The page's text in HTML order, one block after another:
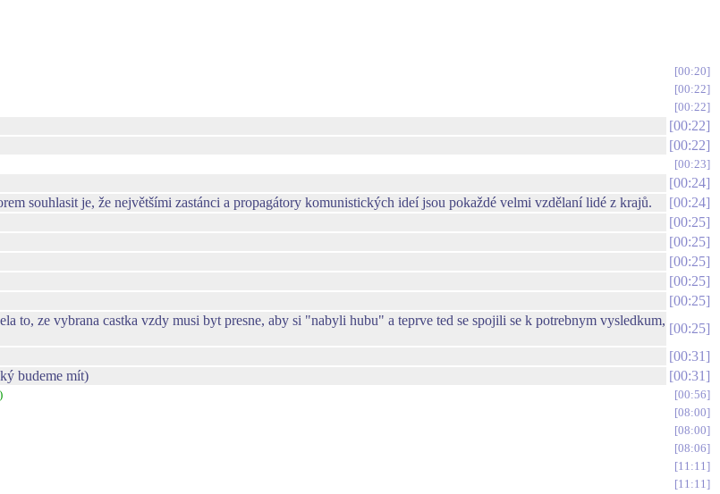
00:20
00:22
00:22
00:22
00:22
00:23
00:24
souhlasit je, že největšími zastánci a propagátory komunistických ideí jsou pokaždé velmi vzdělaní lidé z krajů.
00:24
00:25
00:25
00:25
00:25
00:25
to, ze vybrana castka vzdy musi byt presne, aby si "nabyli hubu" a teprve ted se spojili se k potrebnym vysledkum,
00:25
00:31
budeme mít) 00:31
00:56
08:00
08:00
08:06
11:11
11:11